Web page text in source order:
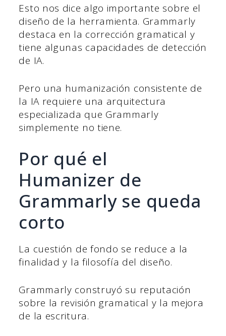
Esto nos dice algo importante sobre el
diseño de la herramienta. Grammarly
destaca en la corrección gramatical y
tiene algunas capacidades de detección
de IA.
Pero una humanización consistente de
la IA requiere una arquitectura
especializada que Grammarly
simplemente no tiene.
Por qué el
Humanizer de
Grammarly se queda
corto
La cuestión de fondo se reduce a la
finalidad y la filosofía del diseño.
Grammarly construyó su reputación
sobre la revisión gramatical y la mejora
de la escritura.